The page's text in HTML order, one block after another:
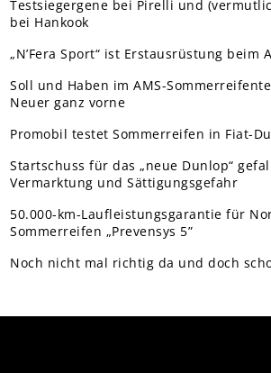
Testsiegergene bei Pirelli und
bei Hankook
„N’Fera Sport“ ist Erstausrüstung beim
Soll und Haben im AMS-
Neuer ganz vorne
Promobil testet Sommerreifen in Fiat-
Startschuss für das „neue Dunlop“
Vermarktung und Sättigungsgefahr
50.000-km-Laufleistungsgarantie für
Sommerreifen „Prevensys 5”
Noch nicht mal richtig da und doch